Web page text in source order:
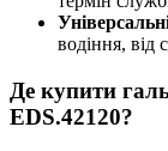
водіння, від
Де купити
EDS.42120?